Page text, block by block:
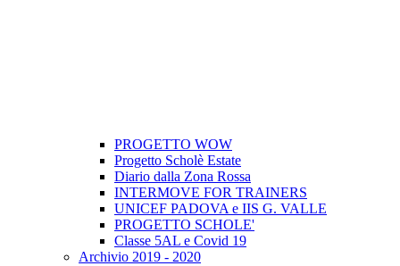
PROGETTO WOW
Progetto Scholè Estate
Diario dalla Zona Rossa
INTERMOVE FOR TRAINERS
UNICEF PADOVA e IIS G. VALLE
PROGETTO SCHOLE'
Classe 5AL e Covid 19
Archivio 2019 - 2020